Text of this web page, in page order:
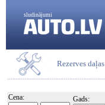
sludinājumi
Rezerves daļas
Cena:
Gads: